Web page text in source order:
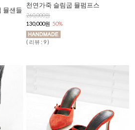
뮬샌들
천연가죽 슬림굽 뮬펌프스
260,000원
130,000원 50%
( 리뷰 : 9 )